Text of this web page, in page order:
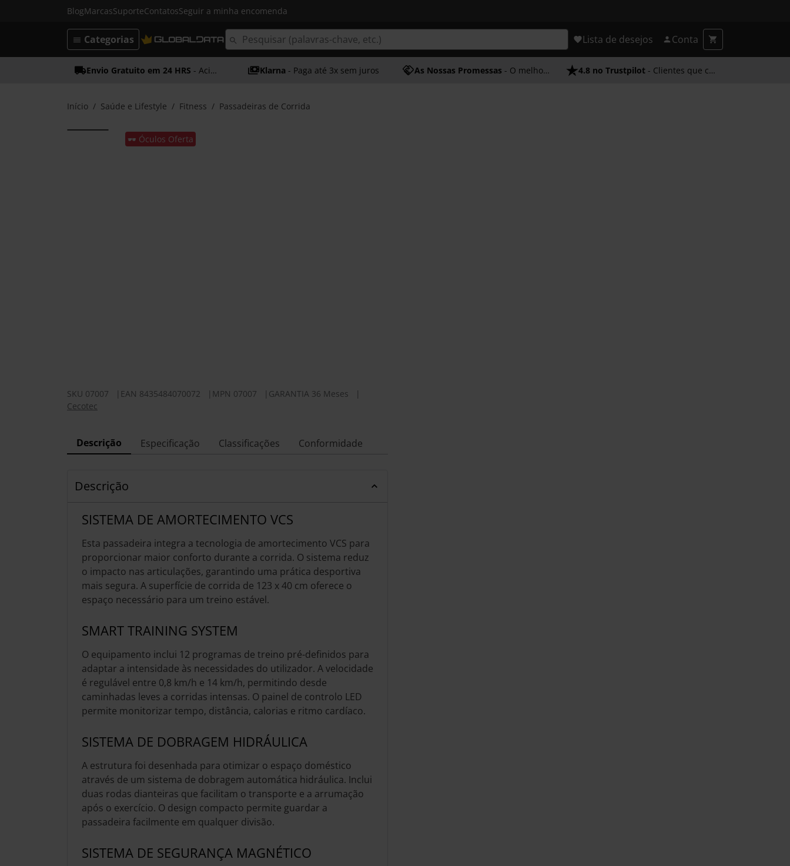
BlogMarcasSuporteContatosSeguir a minha encomenda
Lista de desejos Conta
Categorias
Envio Gratuito em 24 HRS - Acima dos 50€ Klarna - Paga até 3x sem juros As Nossas Promessas - O melhor atendimento 4.8 no Trustpilot - Clientes que confiam em nós
Início Saúde e Lifestyle Fitness Passadeiras de Corrida
🕶️ Óculos Oferta
SKU 07007 EAN 8435484070072 MPN 07007 GARANTIA 36 Meses
Cecotec
Descrição Especificação Classificações Conformidade
Descrição
SISTEMA DE AMORTECIMENTO VCS
Esta passadeira integra a tecnologia de amortecimento VCS para
proporcionar maior conforto durante a corrida. O sistema reduz
o impacto nas articulações, garantindo uma prática desportiva
mais segura. A superfície de corrida de 123 x 40 cm oferece o
espaço necessário para um treino estável.
SMART TRAINING SYSTEM
O equipamento inclui 12 programas de treino pré-definidos para
adaptar a intensidade às necessidades do utilizador. A velocidade
é regulável entre 0,8 km/h e 14 km/h, permitindo desde
caminhadas leves a corridas intensas. O painel de controlo LED
permite monitorizar tempo, distância, calorias e ritmo cardíaco.
SISTEMA DE DOBRAGEM HIDRÁULICA
A estrutura foi desenhada para otimizar o espaço doméstico
através de um sistema de dobragem automática hidráulica. Inclui
duas rodas dianteiras que facilitam o transporte e a arrumação
após o exercício. O design compacto permite guardar a
passadeira facilmente em qualquer divisão.
SISTEMA DE SEGURANÇA MAGNÉTICO